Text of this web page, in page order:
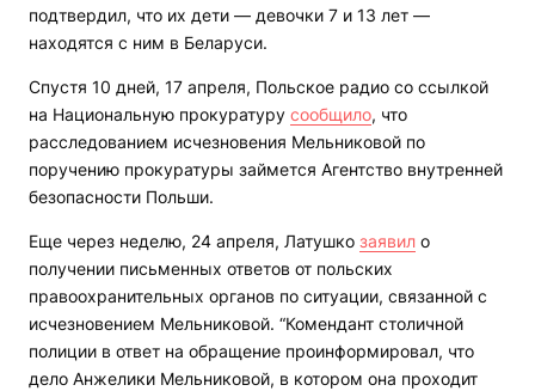
подтвердил, что их дети — девочки 7 и 13 лет —
находятся с ним в Беларуси.
Спустя 10 дней, 17 апреля, Польское радио со ссылкой
на Национальную прокуратуру сообщило, что
расследованием исчезновения Мельниковой по
поручению прокуратуры займется Агентство внутренней
безопасности Польши.
Еще через неделю, 24 апреля, Латушко заявил о
получении письменных ответов от польских
правоохранительных органов по ситуации, связанной с
исчезновением Мельниковой. “Комендант столичной
полиции в ответ на обращение проинформировал, что
дело Анжелики Мельниковой, в котором она проходит